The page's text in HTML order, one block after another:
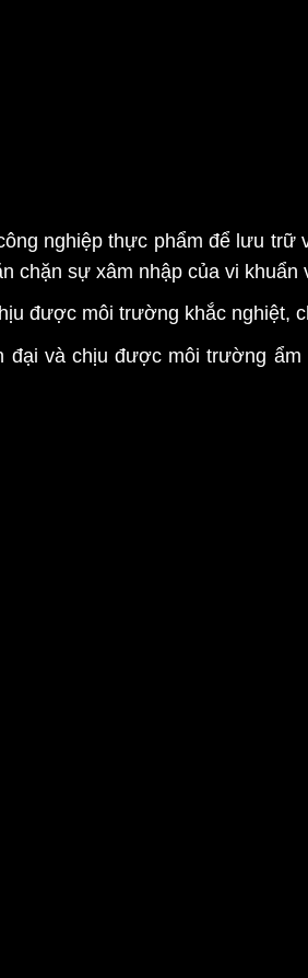
nghiệp thực phẩm để lưu trữ
chặn sự xâm nhập của vi
được môi trường khắc nghiệt,
đại và chịu được môi trường